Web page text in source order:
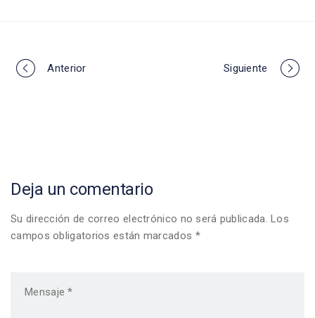
Portfolio
Anterior Siguiente
Deja un comentario
Su dirección de correo electrónico no será publicada. Los
campos obligatorios están marcados *